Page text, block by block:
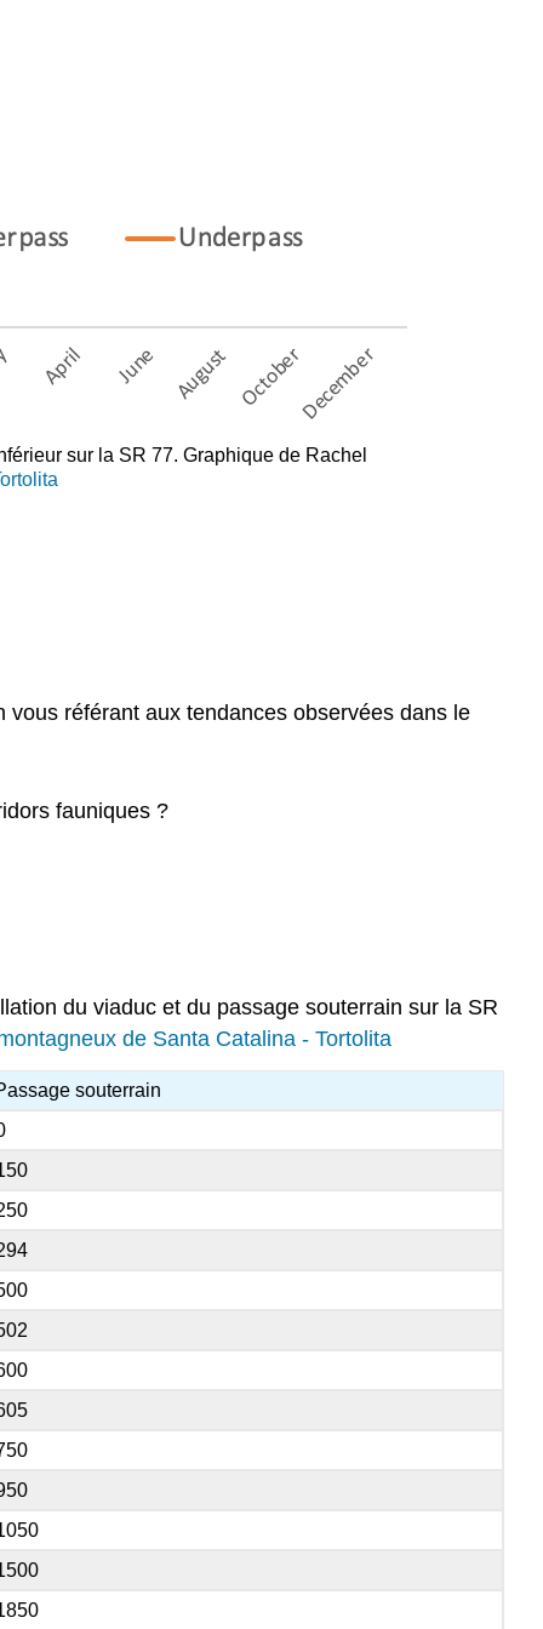
sur la SR 77. Graphique de Rachel
référant aux tendances observées dans le
fauniques ?
du viaduc et du passage souterrain sur la SR
de Santa Catalina - Tortolita
souterrain